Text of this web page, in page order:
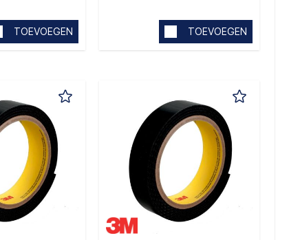
TOEVOEGEN TOEVOEGEN